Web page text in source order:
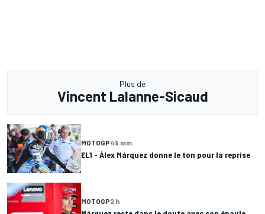
Plus de
Vincent Lalanne-Sicaud
MOTOGP49 min
EL1 - Álex Márquez donne le ton pour la reprise
MOTOGP2 h